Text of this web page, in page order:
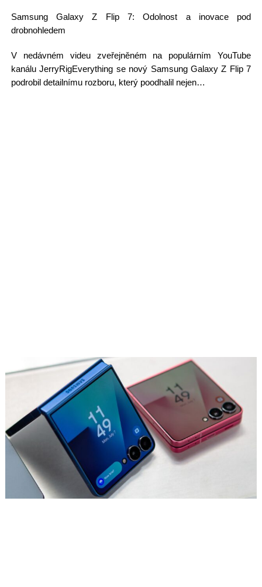
Samsung Galaxy Z Flip 7: Odolnost a inovace pod
drobnohledem
V nedávném videu zveřejněném na populárním YouTube
kanálu JerryRigEverything se nový Samsung Galaxy Z Flip 7
podrobil detailnímu rozboru, který poodhalil nejen…